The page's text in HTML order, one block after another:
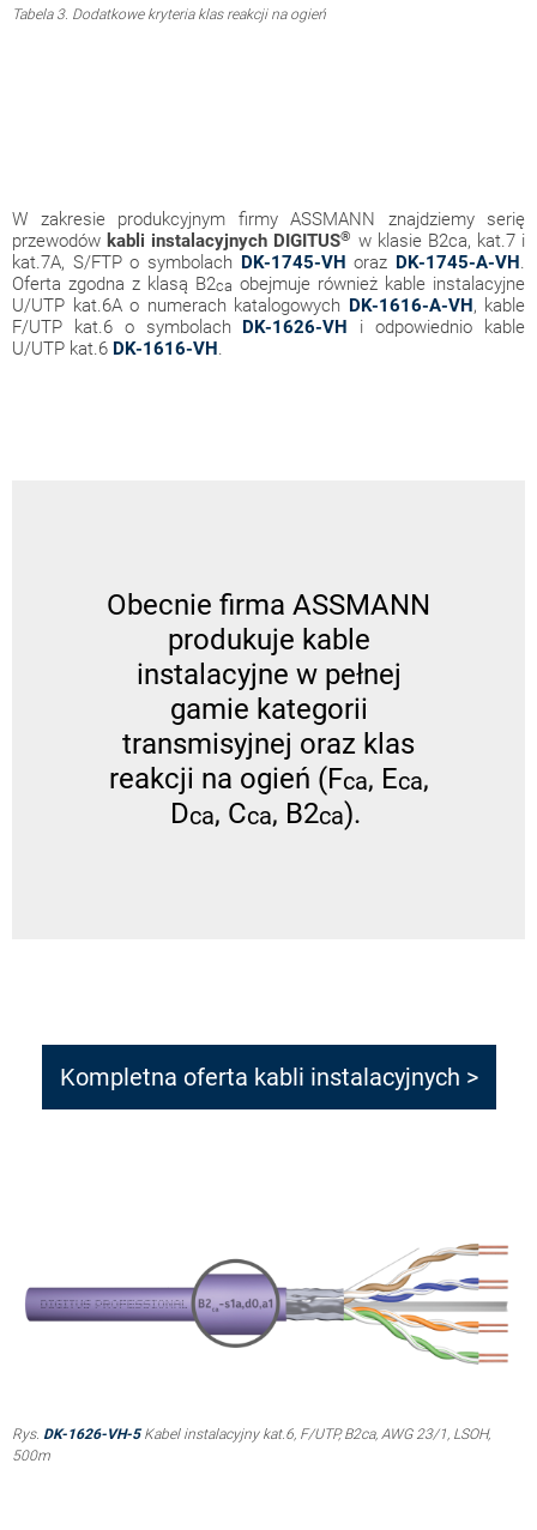
Tabela 3. Dodatkowe kryteria klas reakcji na ogień
W zakresie produkcyjnym firmy ASSMANN znajdziemy serię
przewodów kabli instalacyjnych DIGITUS® w klasie B2ca, kat.7 i
kat.7A, S/FTP o symbolach DK-1745-VH oraz DK-1745-A-VH.
Oferta zgodna z klasą B2ca obejmuje również kable instalacyjne
U/UTP kat.6A o numerach katalogowych DK-1616-A-VH, kable
F/UTP kat.6 o symbolach DK-1626-VH i odpowiednio kable
U/UTP kat.6 DK-1616-VH.
Obecnie firma ASSMANN
produkuje kable
instalacyjne w pełnej
gamie kategorii
transmisyjnej oraz klas
reakcji na ogień (Fca, Eca,
Dca, Cca, B2ca).
Kompletna oferta kabli instalacyjnych >
Rys. DK-1626-VH-5Kabel instalacyjny kat.6, F/UTP, B2ca, AWG 23/1, LSOH,
500m